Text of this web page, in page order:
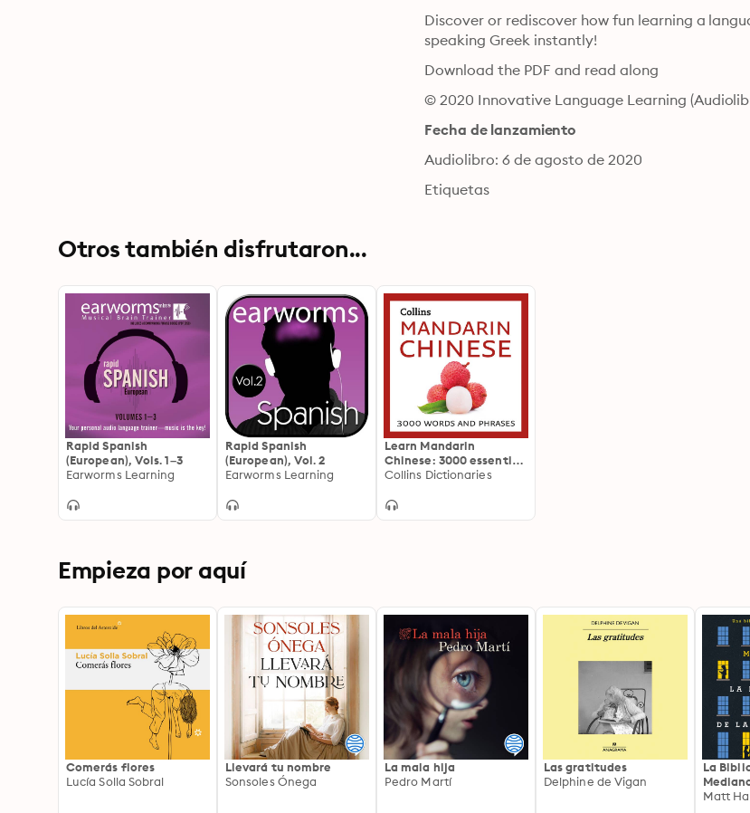
Discover or rediscover how fun learning a
speaking Greek instantly!
Download the PDF and read along
© 2020 Innovative Language Learning
Fecha de lanzamiento
Audiolibro: 6 de agosto de 2020
Etiquetas
Otros también disfrutaron...
Rapid Spanish
(European), Vols. 1–3
Earworms Learning
Rapid Spanish
(European), Vol. 2
Earworms Learning
Learn Mandarin
Chinese: 3000 essential
words and phrases
Collins Dictionaries
Empieza por aquí
Comerás flores
Lucía Solla Sobral
Llevará tu nombre
Sonsoles Ónega
La mala hija
Pedro Martí
Las gratitudes
Delphine de Vigan
La
Matt